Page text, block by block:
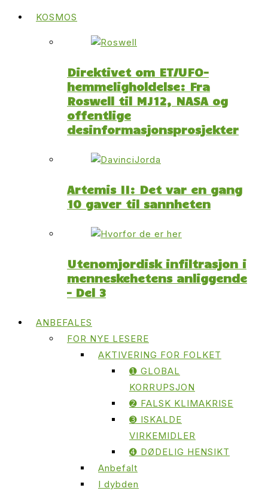
KOSMOS
Direktivet om ET/UFO-
hemmeligholdelse: Fra
Roswell til MJ12, NASA og
offentlige
desinformasjonsprosjekter
Artemis II: Det var en gang
10 gaver til sannheten
Utenomjordisk infiltrasjon i
menneskehetens anliggende
– Del 3
ANBEFALES
FOR NYE LESERE
AKTIVERING FOR FOLKET
➊ GLOBAL
KORRUPSJON
➋ FALSK KLIMAKRISE
➌ ISKALDE
VIRKEMIDLER
➍ DØDELIG HENSIKT
Anbefalt
I dybden